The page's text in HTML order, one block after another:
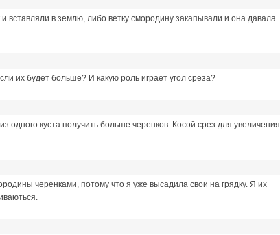
в землю, либо ветку смородину закапывали и она давала
их будет больше? И какую роль играет угол среза?
одного куста получить больше черенков. Косой срез для увеличения
черенками, потому что я уже высадила свои на грядку. Я их